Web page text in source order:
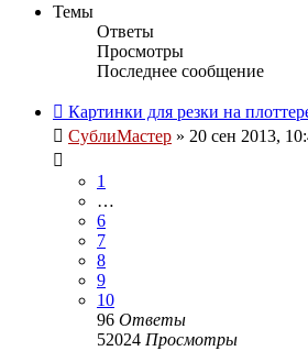
Темы
Ответы
Просмотры
Последнее сообщение
Картинки для резки на
СублиМастер » 20 сен 2013,
1
…
6
7
8
9
10
96 Ответы
52024 Просмотры